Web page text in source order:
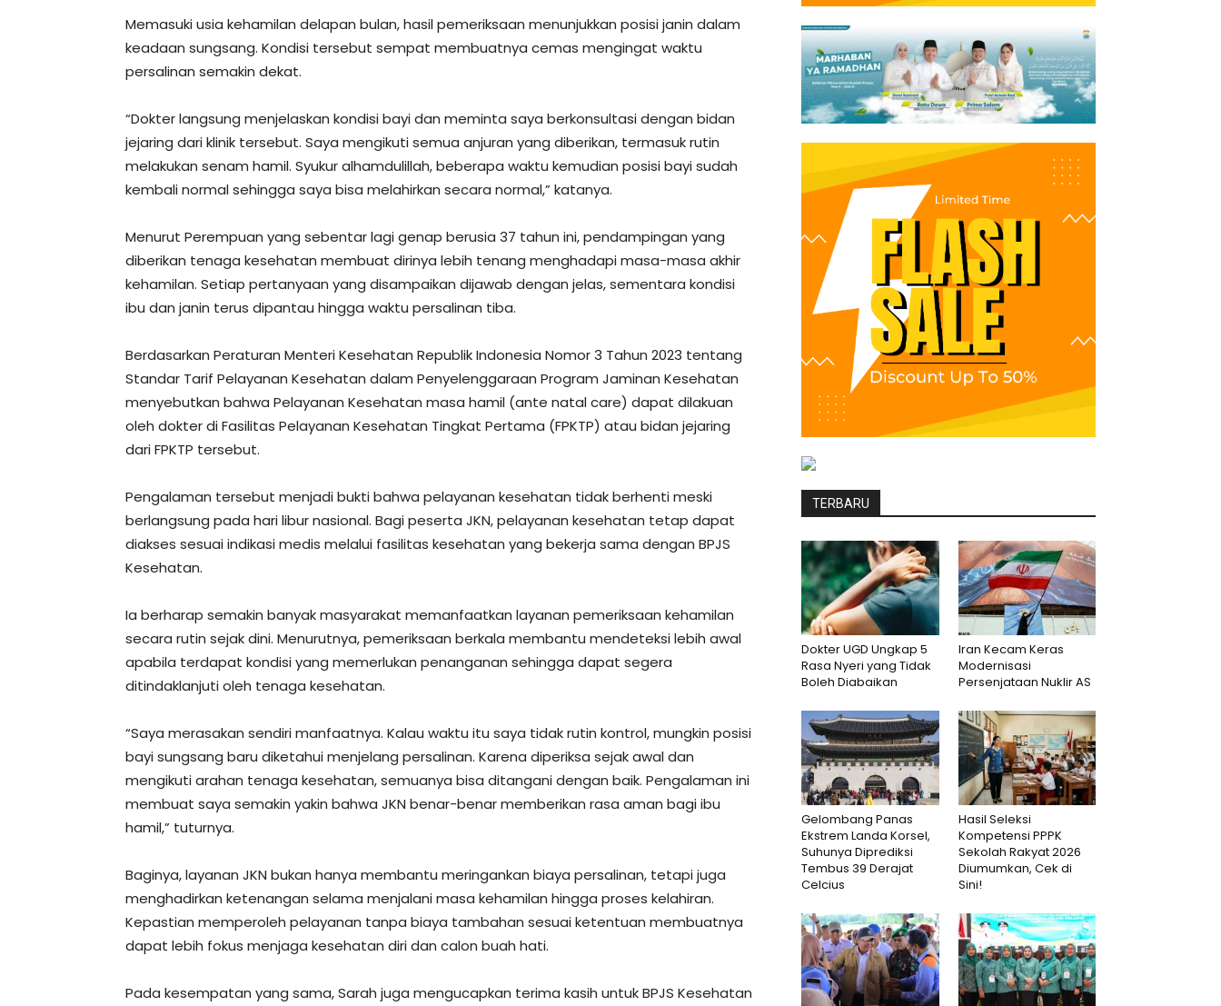
Memasuki usia kehamilan delapan bulan, hasil pemeriksaan menunjukkan posisi janin dalam
keadaan sungsang. Kondisi tersebut sempat membuatnya cemas mengingat waktu
persalinan semakin dekat.
“Dokter langsung menjelaskan kondisi bayi dan meminta saya berkonsultasi dengan bidan
jejaring dari klinik tersebut. Saya mengikuti semua anjuran yang diberikan, termasuk rutin
melakukan senam hamil. Syukur alhamdulillah, beberapa waktu kemudian posisi bayi sudah
kembali normal sehingga saya bisa melahirkan secara normal,” katanya.
Menurut Perempuan yang sebentar lagi genap berusia 37 tahun ini, pendampingan yang
diberikan tenaga kesehatan membuat dirinya lebih tenang menghadapi masa-masa akhir
kehamilan. Setiap pertanyaan yang disampaikan dijawab dengan jelas, sementara kondisi
ibu dan janin terus dipantau hingga waktu persalinan tiba.
Berdasarkan Peraturan Menteri Kesehatan Republik Indonesia Nomor 3 Tahun 2023 tentang
Standar Tarif Pelayanan Kesehatan dalam Penyelenggaraan Program Jaminan Kesehatan
menyebutkan bahwa Pelayanan Kesehatan masa hamil (ante natal care) dapat dilakuan
oleh dokter di Fasilitas Pelayanan Kesehatan Tingkat Pertama (FPKTP) atau bidan jejaring
dari FPKTP tersebut.
Pengalaman tersebut menjadi bukti bahwa pelayanan kesehatan tidak berhenti meski
berlangsung pada hari libur nasional. Bagi peserta JKN, pelayanan kesehatan tetap dapat
diakses sesuai indikasi medis melalui fasilitas kesehatan yang bekerja sama dengan BPJS
Kesehatan.
Ia berharap semakin banyak masyarakat memanfaatkan layanan pemeriksaan kehamilan
secara rutin sejak dini. Menurutnya, pemeriksaan berkala membantu mendeteksi lebih awal
apabila terdapat kondisi yang memerlukan penanganan sehingga dapat segera
ditindaklanjuti oleh tenaga kesehatan.
“Saya merasakan sendiri manfaatnya. Kalau waktu itu saya tidak rutin kontrol, mungkin posisi
bayi sungsang baru diketahui menjelang persalinan. Karena diperiksa sejak awal dan
mengikuti arahan tenaga kesehatan, semuanya bisa ditangani dengan baik. Pengalaman ini
membuat saya semakin yakin bahwa JKN benar-benar memberikan rasa aman bagi ibu
hamil,” tuturnya.
Baginya, layanan JKN bukan hanya membantu meringankan biaya persalinan, tetapi juga
menghadirkan ketenangan selama menjalani masa kehamilan hingga proses kelahiran.
Kepastian memperoleh pelayanan tanpa biaya tambahan sesuai ketentuan membuatnya
dapat lebih fokus menjaga kesehatan diri dan calon buah hati.
Pada kesempatan yang sama, Sarah juga mengucapkan terima kasih untuk BPJS Kesehatan
TERBARU
Dokter UGD Ungkap 5
Rasa Nyeri yang Tidak
Boleh Diabaikan
Iran Kecam Keras
Modernisasi
Persenjataan Nuklir AS
Gelombang Panas
Ekstrem Landa Korsel,
Suhunya Diprediksi
Tembus 39 Derajat
Celcius
Hasil Seleksi
Kompetensi PPPK
Sekolah Rakyat 2026
Diumumkan, Cek di
Sini!